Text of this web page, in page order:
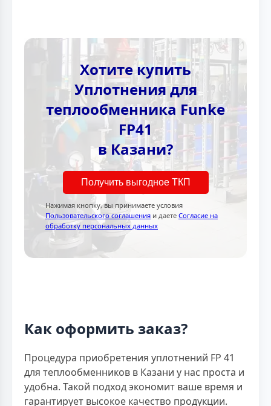
Хотите купить
Уплотнения для
теплообменника Funke
FP41
в Казани?
Получить выгодное ТКП
Нажимая кнопку, вы принимаете условия
Пользовательского соглашения и даете Согласие на
обработку персональных данных
Как оформить заказ?
Процедура приобретения уплотнений FP 41
для теплообменников в Казани у нас проста и
удобна. Такой подход экономит ваше время и
гарантирует высокое качество продукции.